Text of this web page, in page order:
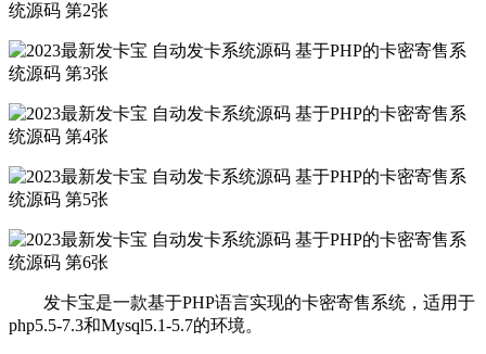
发卡宝是一款基于PHP语言实现的卡密寄售系统，适用于
php5.5-7.3和Mysql5.1-5.7的环境。